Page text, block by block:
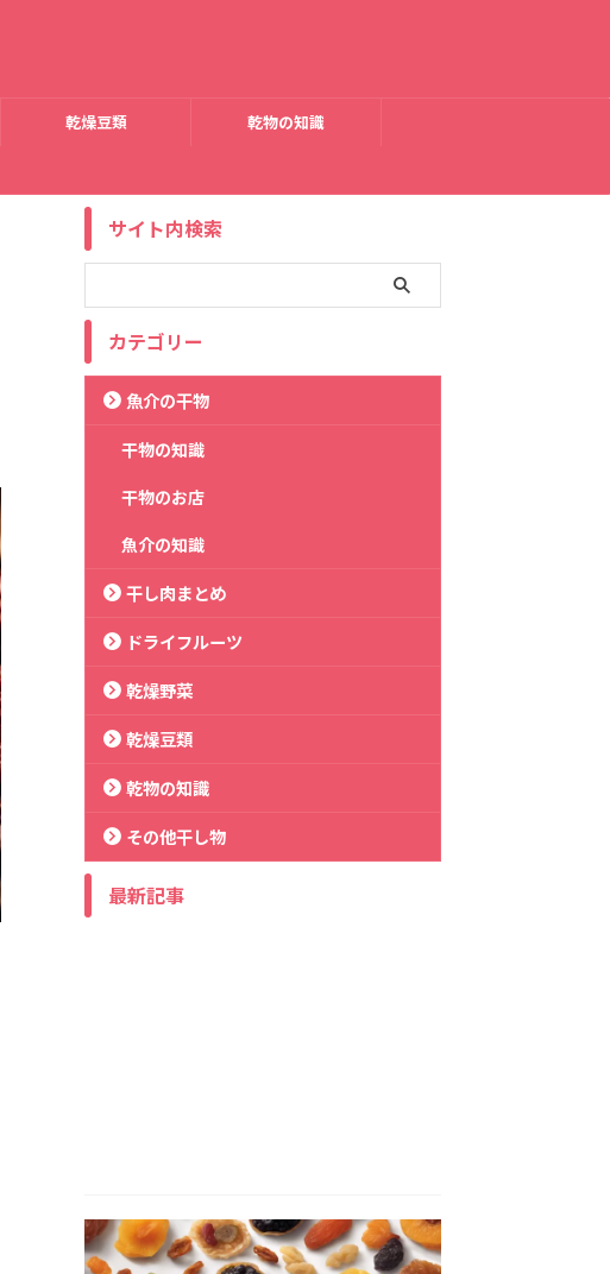
乾燥豆類 乾物の知識
サイト内検索
カテゴリー
魚介の干物
干物の知識
干物のお店
魚介の知識
干し肉まとめ
ドライフルーツ
乾燥野菜
乾燥豆類
乾物の知識
その他干し物
最新記事